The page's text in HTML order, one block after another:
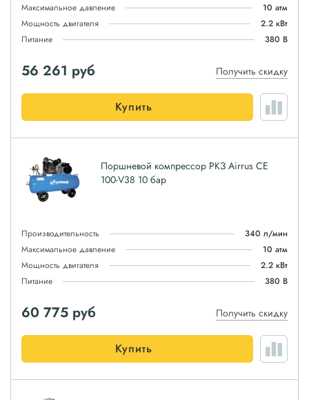
Максимальное давление
10 атм
Мощность двигателя
2.2 кВт
Питание
380 В
56 261 руб Получить скидку
Купить
Поршневой компрессор РКЗ Airrus CE
100-V38 10 бар
Производительность
340 л/мин
Максимальное давление
10 атм
Мощность двигателя
2.2 кВт
Питание
380 В
60 775 руб Получить скидку
Купить